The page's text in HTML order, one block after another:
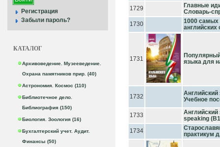
Регистрация
Забыли пароль?
КАТАЛОГ
Архивоведение. Музееведение.
Охрана памятников прир. (40)
Астрономия. Космос (110)
Библиотечное дело.
Библиография (150)
Биология. Зоология (16)
Бухгалтерский учет. Аудит.
Финансы (50)
1729
Главные
Словарь-
1730
1000 самых
английских
1731
языка для
1732
Английский
Учебное
1733
speaking
1734
практикум